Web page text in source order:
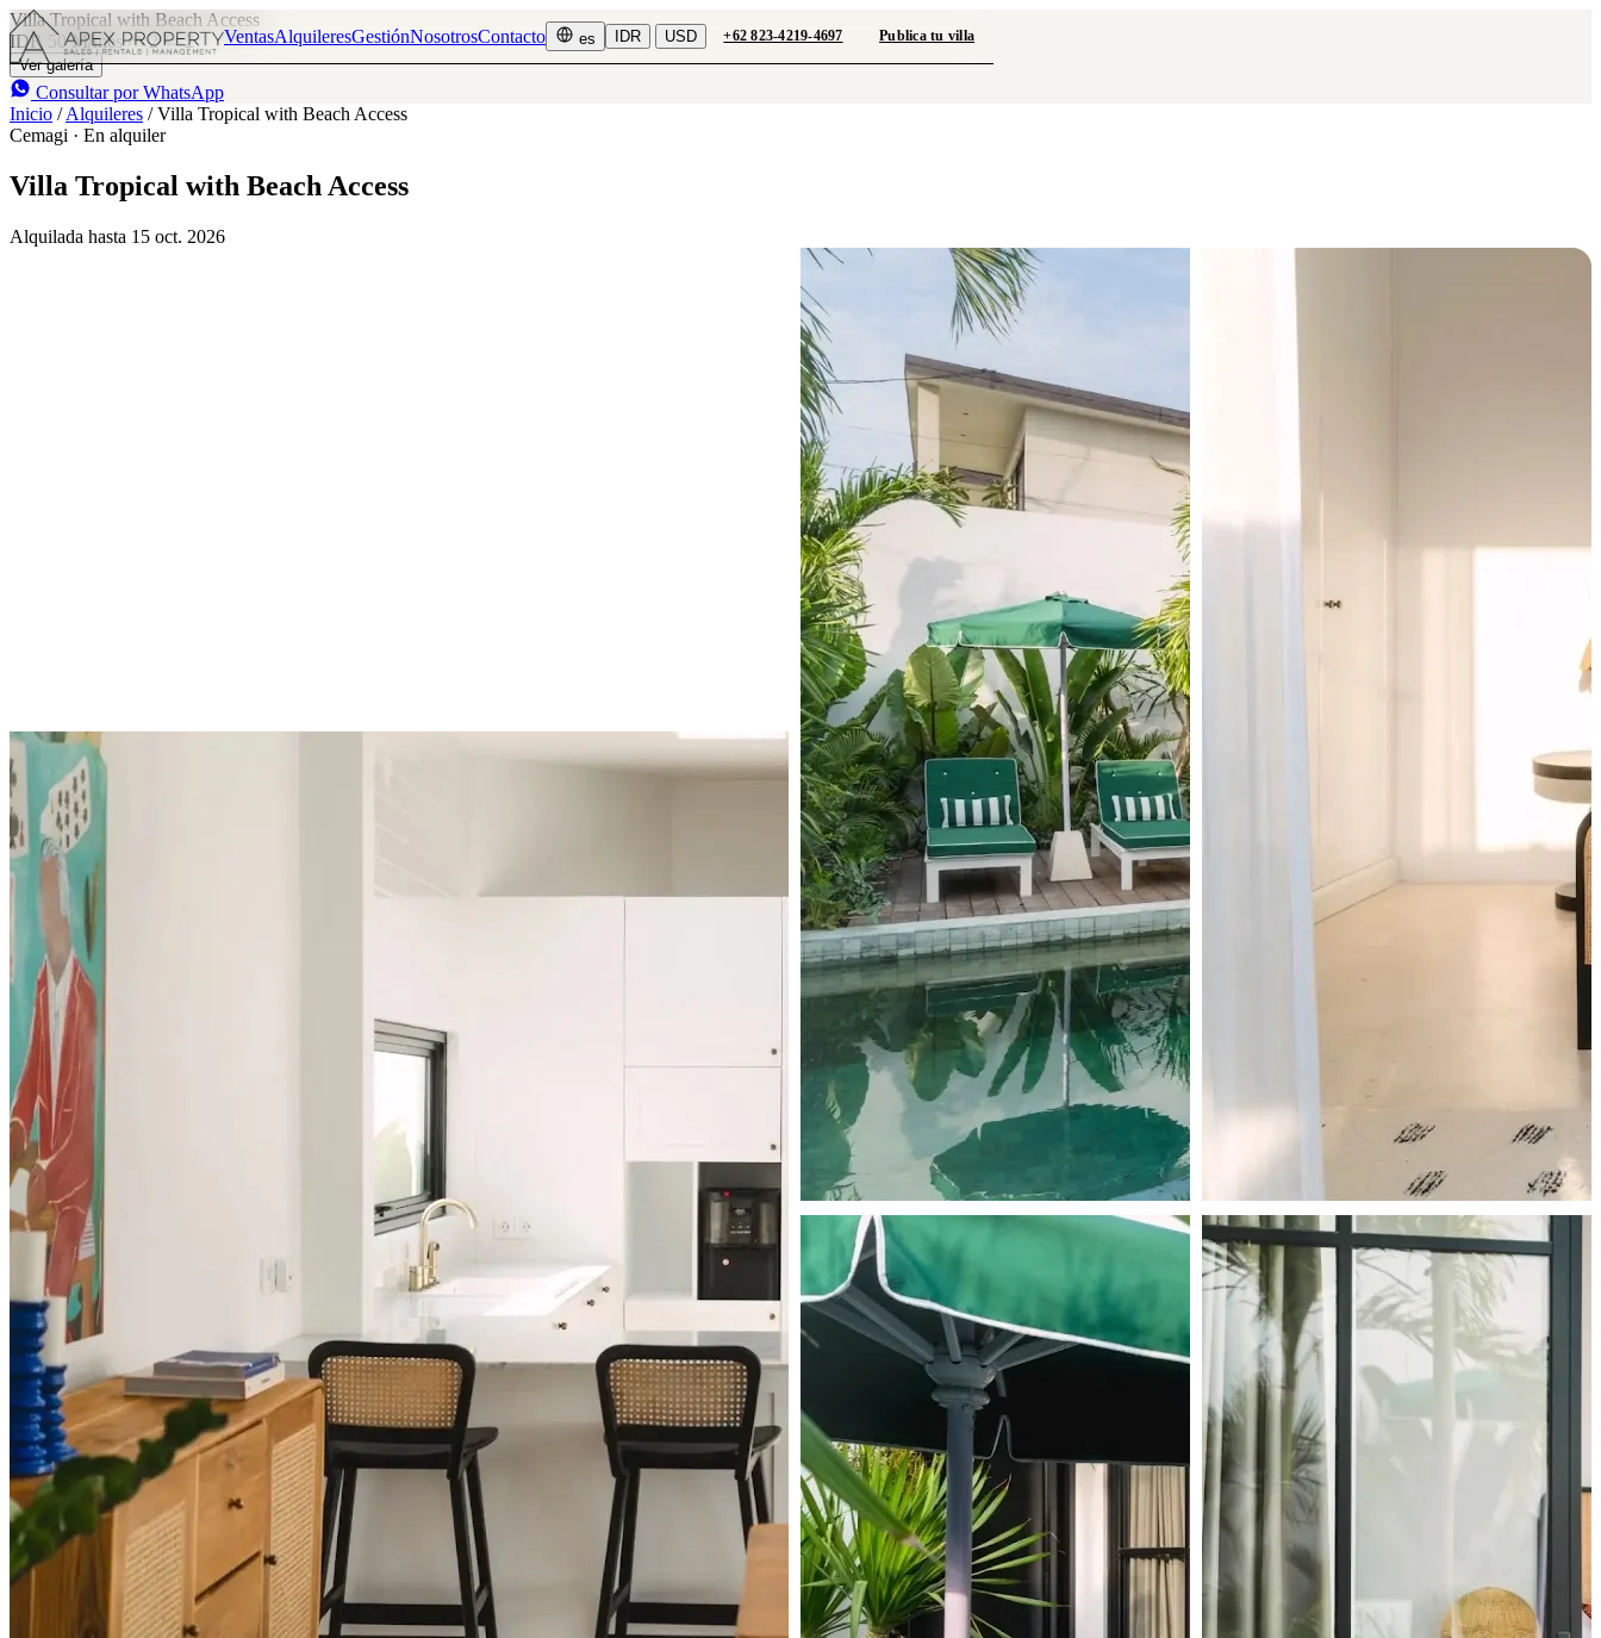
VentasAlquileresGestiónNosotrosContacto es IDR USD +62 823-4219-4697 Publica tu villa
Villa Tropical with Beach Access
IDR 50 M/mes 2 2
Ver galería
Consultar por WhatsApp
Inicio / Alquileres / Villa Tropical with Beach Access
Cemagi · En alquiler
Villa Tropical with Beach Access
Alquilada hasta 15 oct. 2026